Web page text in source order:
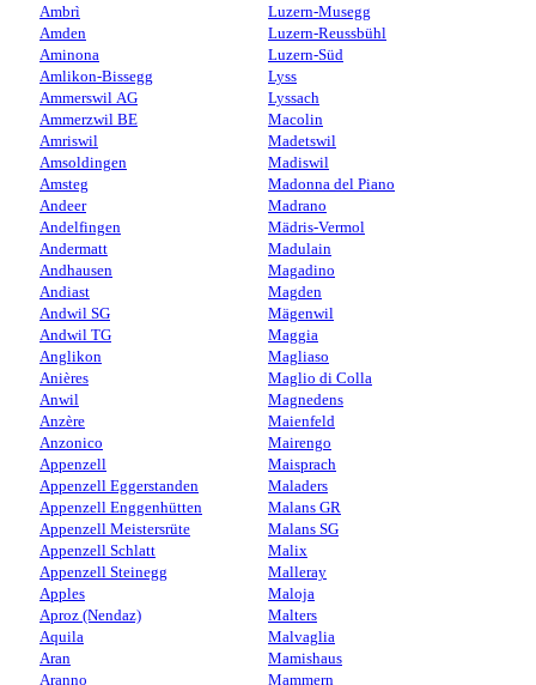
Ambrì
Amden
Aminona
Amlikon-Bissegg
Ammerswil AG
Ammerzwil BE
Amriswil
Amsoldingen
Amsteg
Andeer
Andelfingen
Andermatt
Andhausen
Andiast
Andwil SG
Andwil TG
Anglikon
Anières
Anwil
Anzère
Anzonico
Appenzell
Appenzell Eggerstanden
Appenzell Enggenhütten
Appenzell Meistersrüte
Appenzell Schlatt
Appenzell Steinegg
Apples
Aproz (Nendaz)
Aquila
Aran
Aranno
Luzern-Musegg
Luzern-Reussbühl
Luzern-Süd
Lyss
Lyssach
Macolin
Madetswil
Madiswil
Madonna del Piano
Madrano
Mädris-Vermol
Madulain
Magadino
Magden
Mägenwil
Maggia
Magliaso
Maglio di Colla
Magnedens
Maienfeld
Mairengo
Maisprach
Maladers
Malans GR
Malans SG
Malix
Malleray
Maloja
Malters
Malvaglia
Mamishaus
Mammern